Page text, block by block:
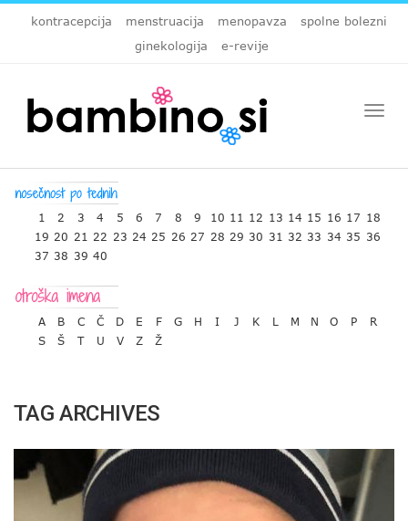
kontracepcija menstruacija menopavza
spolne bolezni
ginekologija
e-revije
1 2 3 4 5 6 7 8 9 10 11 12 13 14 15 16 17 18
19 20 21 22 23 24 25 26 27 28 29 30 31 32 33 34 35 36
37 38 39 40
A B C Č D E F G H I J K L M N O P
R
S
Š T U V Z Ž
TAG ARCHIVES